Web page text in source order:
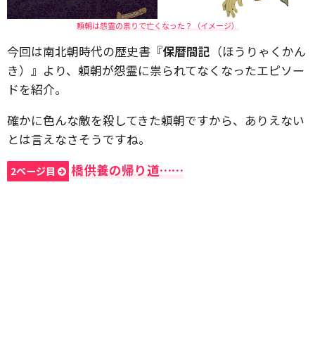
頼朝は怨霊の祟りで亡くなった？（イメージ）
今回は南北朝時代の歴史書『保暦間記 （ほうりゃくかん
き）』より、頼朝が怨霊に祟られてなくなったエピソー
ドを紹介。
確かに色んな敵を殺してきた頼朝ですから、ありえない
とは言えなさそうですね。
2ページ目 橋供養の帰り道……